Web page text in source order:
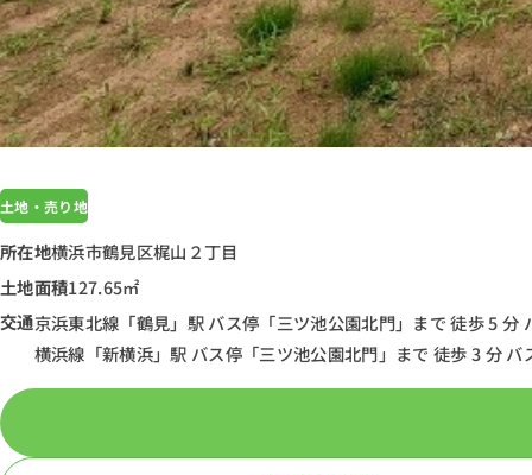
土地・売り地
所在地横浜市鶴見区梶山２丁目
土地面積127.65㎡
交通京浜東北線「鶴見」駅 バス停「三ツ池公園北門」まで 徒歩 5 分
横浜線「新横浜」駅 バス停「三ツ池公園北門」まで 徒歩 3 分 バ